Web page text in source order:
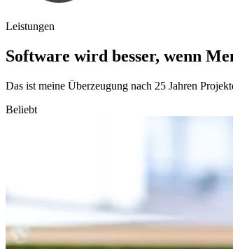
Leistungen
Software wird besser, wenn
Das ist meine Überzeugung nach 25 Jahren
Beliebt